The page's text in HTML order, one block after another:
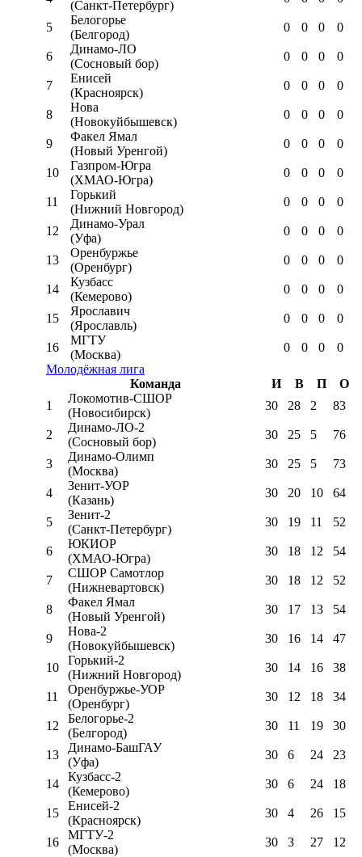
(Санкт-Петербург)
5
Белогорье
(Белгород)
0 0 0 0
6
Динамо-ЛО
(Сосновый бор)
0 0 0 0
7
Енисей
(Красноярск)
0 0 0 0
8
Нова
(Новокуйбышевск)
0 0 0 0
9
Факел Ямал
(Новый Уренгой)
0 0 0 0
10
Газпром-Югра
(ХМАО-Югра)
0 0 0 0
11
Горький
(Нижний Новгород)
0 0 0 0
12
Динамо-Урал
(Уфа)
0 0 0 0
13
Оренбуржье
(Оренбург)
0 0 0 0
14
Кузбасс
(Кемерово)
0 0 0 0
15
Ярославич
(Ярославль)
0 0 0 0
16
МГТУ
(Москва)
0 0 0
0
Молодёжная лига
Команда
И В П
О
1
Локомотив-CШОР
(Новосибирск)
30 28 2 83
2
Динамо-ЛО-2
(Сосновый бор)
30 25 5 76
3
Динамо-Олимп
(Москва)
30 25 5 73
4
Зенит-УОР
(Казань)
30 20 10 64
5
Зенит-2
(Санкт-Петербург)
30 19 11 52
6
ЮКИОР
(ХМАО-Югра)
30 18 12 54
7
СШОР Самотлор
(Нижневартовск)
30 18 12 52
8
Факел Ямал
(Новый Уренгой)
30 17 13 54
9
Нова-2
(Новокуйбышевск)
30 16 14 47
10
Горький-2
(Нижний Новгород)
30 14 16 38
11
Оренбуржье-УОР
(Оренбург)
30 12 18 34
12
Белогорье-2
(Белгород)
30 11 19 30
13
Динамо-БашГАУ
(Уфа)
30 6 24 23
14
Кузбасс-2
(Кемерово)
30 6 24 18
15
Енисей-2
(Красноярск)
30 4 26 15
16
МГТУ-2
(Москва)
30 3 27 12